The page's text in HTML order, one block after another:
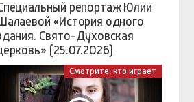
репортаж Юлии
«История одного
Свято-Духовская
(25.07.2026)
Смотрите, кто играет